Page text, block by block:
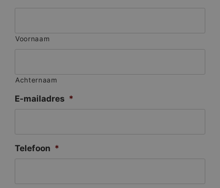
Voornaam
Achternaam
E-mailadres *
Telefoon *